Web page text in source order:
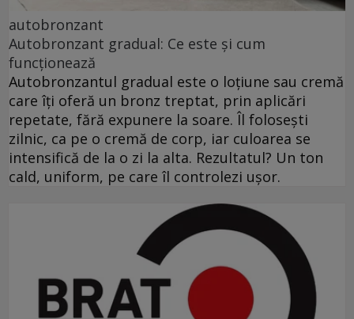
autobronzant
Autobronzant gradual: Ce este și cum
funcționează
Autobronzantul gradual este o loțiune sau cremă
care îți oferă un bronz treptat, prin aplicări
repetate, fără expunere la soare. Îl folosești
zilnic, ca pe o cremă de corp, iar culoarea se
intensifică de la o zi la alta. Rezultatul? Un ton
cald, uniform, pe care îl controlezi ușor.